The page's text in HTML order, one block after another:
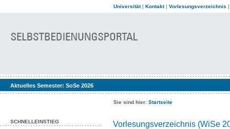
Universität| Kontakt| Vorlesungsverzeichnis
Aktuelles Semester: SoSe 2026
Sie sind hier: Startseite
SCHNELLEINSTIEG Vorlesungsverzeichnis (WiSe